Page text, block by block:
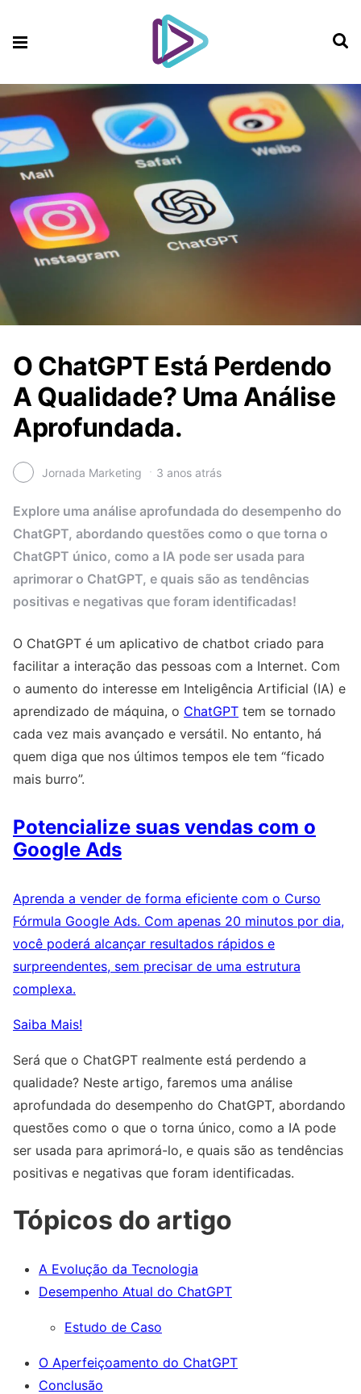
O ChatGPT Está Perdendo
A Qualidade? Uma Análise
Aprofundada.
Jornada Marketing 3 anos atrás
Explore uma análise aprofundada do desempenho do
ChatGPT, abordando questões como o que torna o
ChatGPT único, como a IA pode ser usada para
aprimorar o ChatGPT, e quais são as tendências
positivas e negativas que foram identificadas!
O ChatGPT é um aplicativo de chatbot criado para
facilitar a interação das pessoas com a Internet. Com
o aumento do interesse em Inteligência Artificial (IA) e
aprendizado de máquina, o ChatGPT tem se tornado
cada vez mais avançado e versátil. No entanto, há
quem diga que nos últimos tempos ele tem “ficado
mais burro”.
Potencialize suas vendas com o
Google Ads
Aprenda a vender de forma eficiente com o Curso
Fórmula Google Ads. Com apenas 20 minutos por dia,
você poderá alcançar resultados rápidos e
surpreendentes, sem precisar de uma estrutura
complexa.
Saiba Mais!
Será que o ChatGPT realmente está perdendo a
qualidade? Neste artigo, faremos uma análise
aprofundada do desempenho do ChatGPT, abordando
questões como o que o torna único, como a IA pode
ser usada para aprimorá-lo, e quais são as tendências
positivas e negativas que foram identificadas.
Tópicos do artigo
A Evolução da Tecnologia
Desempenho Atual do ChatGPT
Estudo de Caso
O Aperfeiçoamento do ChatGPT
Conclusão